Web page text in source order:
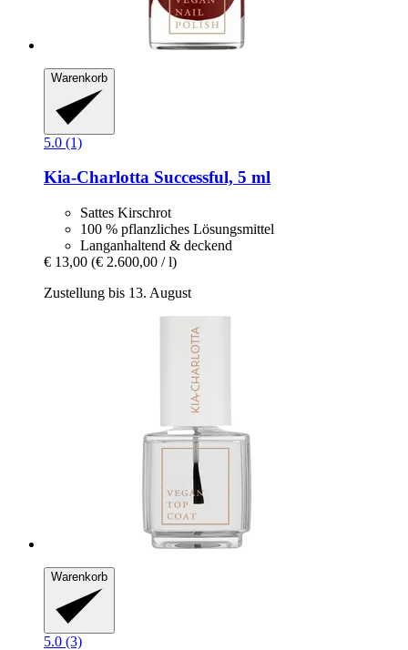
Warenkorb
5.0 (1)
Kia-Charlotta Successful, 5 ml
Sattes Kirschrot
100 % pflanzliches Lösungsmittel
Langanhaltend & deckend
€ 13,00 (€ 2.600,00 / l)
Zustellung bis 13. August
Warenkorb
5.0 (3)